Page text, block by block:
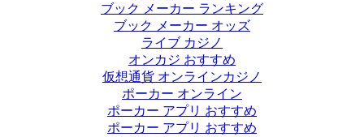
ブック メーカー ランキング
ブック メーカー オッズ
ライブ カジノ
オンカジ おすすめ
仮想通貨 オンラインカジノ
ポーカー オンライン
ポーカー アプリ おすすめ
ポーカー アプリ おすすめ